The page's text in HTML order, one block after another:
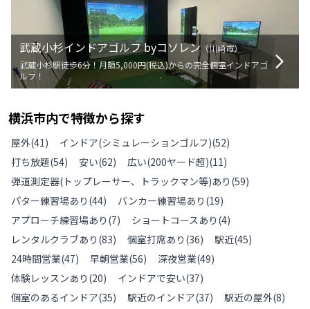
武蔵小杉インドアゴルフ byコソレン（川崎市）
武蔵小杉駅徒歩6分！月額5,000円(税込)からの完全個室インドアゴ
ルフ！
横浜市内で特徴から探す
屋外(41) インドア(シミュレーションゴルフ)(52)
打ち放題(54) 安い(62) 広い(200ヤード超)(11)
弾道測定器(トップレーサー、トラックマン等)あり (59)
パター練習場あり (44) バンカー練習場あり (19)
アプローチ練習場あり (7) ショートコースあり (4)
レンタルクラブあり (83) 個室打席あり (36) 駅近(45)
24時間営業(47) 早朝営業(56) 深夜営業(49)
体験レッスンあり (20) インドアで安い(37)
個室のあるインドア(35) 駅近のインドア(37) 駅近の屋外(8)